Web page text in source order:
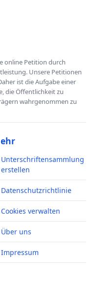
online Petition durch
Unsere Petitionen
ist die Aufgabe einer
die Öffentlichkeit zu
wahrgenommen zu
Unterschriftensammlung
erstellen
Datenschutzrichtlinie
Cookies verwalten
Über uns
Impressum